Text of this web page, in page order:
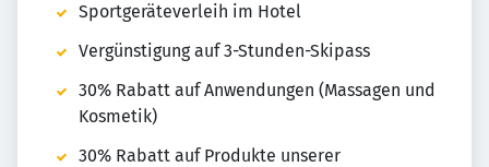
Sportgeräteverleih im Hotel
Vergünstigung auf 3-Stunden-Skipass
30% Rabatt auf Anwendungen (Massagen und
Kosmetik)
30% Rabatt auf Produkte unserer